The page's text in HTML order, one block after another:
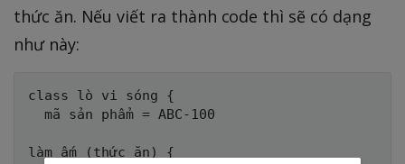
thức ăn. Nếu viết ra thành code thì sẽ có dạng
như này:
class lò vi sóng {
  mã sản phẩm = ABC-100
làm ấm (thức ăn) {